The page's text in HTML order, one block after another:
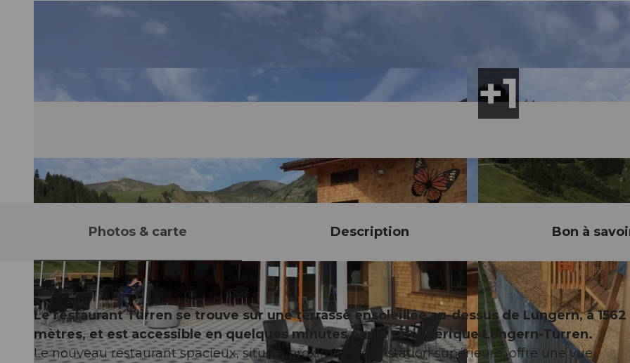
Photos & carte Description Bon à
Le restaurant Turren se trouve sur une terrasse ensoleillée au-dessus de Lungern, à 1562
mètres, et est accessible en quelques minutes par le téléphérique Lungern-Turren.
Le nouveau restaurant spacieux, situé à proximité de la station supérieure, offre une vue